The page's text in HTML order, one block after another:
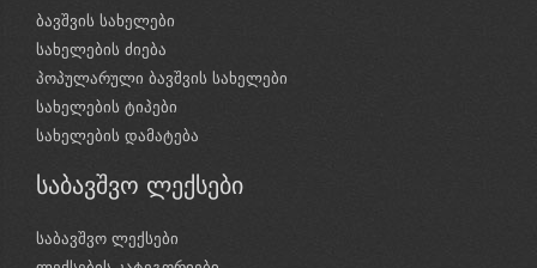
ბავშვის სახელები
სახელების ძიება
პოპულარული ბავშვის სახელები
სახელების ტიპები
სახელების დამატება
საბავშვო ლექსები
საბავშვო ლექსები